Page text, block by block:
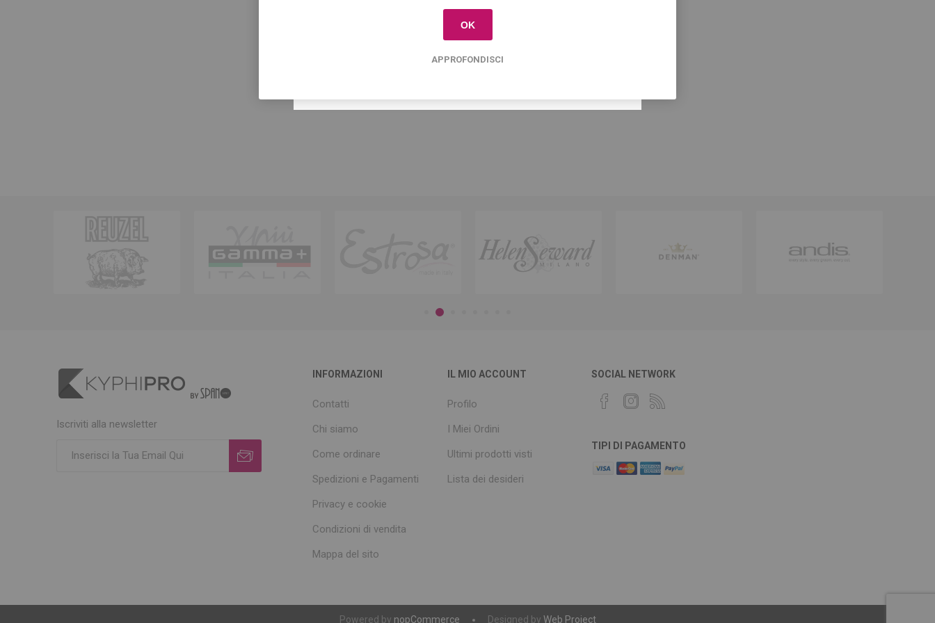
Tag del prodotto
Iscriviti alla newsletter
INFORMAZIONI
Contatti
Chi siamo
Come ordinare
Spedizioni e Pagamenti
Privacy e cookie
Condizioni di vendita
Mappa del sito
IL MIO ACCOUNT
Profilo
I Miei Ordini
Ultimi prodotti visti
Lista dei desideri
SOCIAL NETWORK
TIPI DI PAGAMENTO
Powered by nopCommerce Designed by Web Project
OK
APPROFONDISCI